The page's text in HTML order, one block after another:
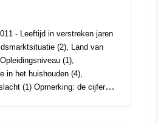
https://statbel.fgov.be/de
https://statbel.fgov.be/en
Toegevoegd aan data.europa.eu:
- Leeftijd in verstreken jaren
(2), Land van
(1),
in het huishouden (4),
de cijfers